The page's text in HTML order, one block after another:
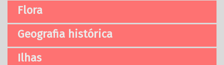
Flora
Geografia histórica
Ilhas